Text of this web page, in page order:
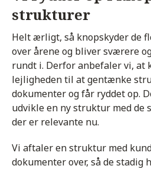
strukturer
Helt ærligt, så knopskyder de
over årene og bliver sværere
rundt i. Derfor anbefaler vi, at
lejligheden til at gentænke
dokumenter og får ryddet op.
udvikle en ny struktur med de
der er relevante nu.
Vi aftaler en struktur med
dokumenter over, så de stadig